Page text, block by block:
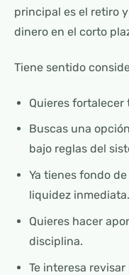
principal es el retiro
dinero en el corto
Tiene sentido
Quieres
Buscas una
bajo reglas del
Ya tienes fondo
liquidez inmediata.
Quieres hacer
disciplina.
Te interesa